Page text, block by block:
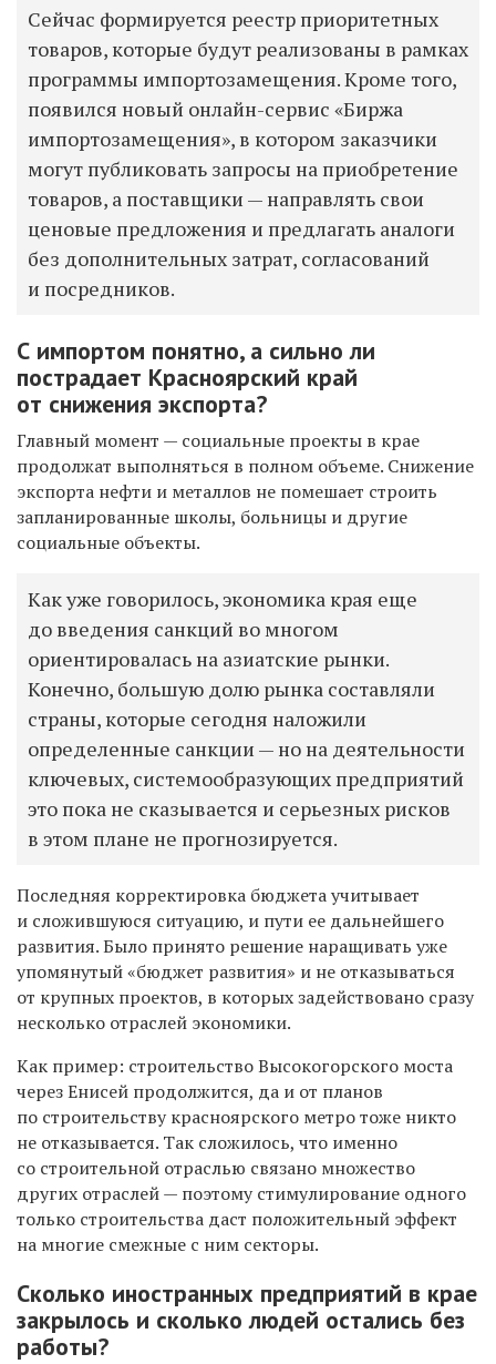
Сейчас формируется реестр приоритетных
товаров, которые будут реализованы в рамках
программы импортозамещения. Кроме того,
появился новый онлайн-сервис «Биржа
импортозамещения», в котором заказчики
могут публиковать запросы на приобретение
товаров, а поставщики — направлять свои
ценовые предложения и предлагать аналоги
без дополнительных затрат, согласований
и посредников.
С импортом понятно, а сильно ли
пострадает Красноярский край
от снижения экспорта?
Главный момент — социальные проекты в крае
продолжат выполняться в полном объеме. Снижение
экспорта нефти и металлов не помешает строить
запланированные школы, больницы и другие
социальные объекты.
Как уже говорилось, экономика края еще
до введения санкций во многом
ориентировалась на азиатские рынки.
Конечно, большую долю рынка составляли
страны, которые сегодня наложили
определенные санкции — но на деятельности
ключевых, системообразующих предприятий
это пока не сказывается и серьезных рисков
в этом плане не прогнозируется.
Последняя корректировка бюджета учитывает
и сложившуюся ситуацию, и пути ее дальнейшего
развития. Было принято решение наращивать уже
упомянутый «бюджет развития» и не отказываться
от крупных проектов, в которых задействовано сразу
несколько отраслей экономики.
Как пример: строительство Высокогорского моста
через Енисей продолжится, да и от планов
по строительству красноярского метро тоже никто
не отказывается. Так сложилось, что именно
со строительной отраслью связано множество
других отраслей — поэтому стимулирование одного
только строительства даст положительный эффект
на многие смежные с ним секторы.
Сколько иностранных предприятий в крае
закрылось и сколько людей остались без
работы?